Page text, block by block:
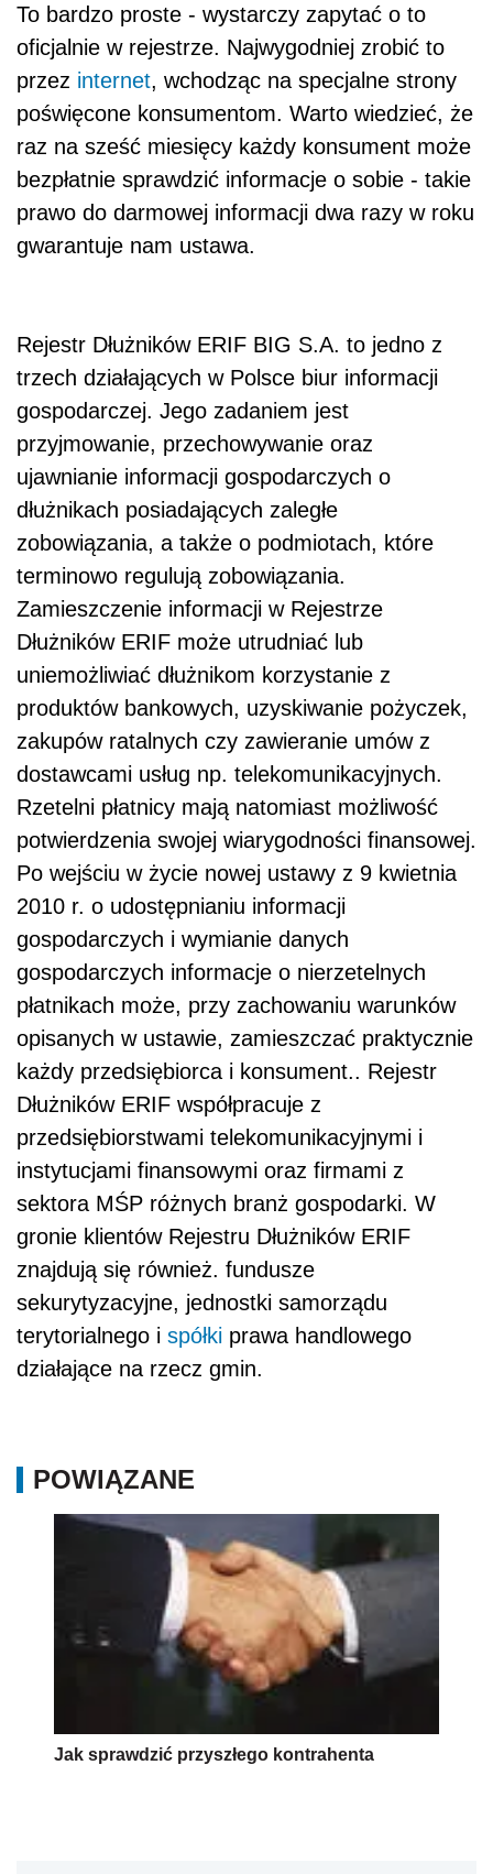
To bardzo proste - wystarczy zapytać o to
oficjalnie w rejestrze. Najwygodniej zrobić to
przez internet, wchodząc na specjalne strony
poświęcone konsumentom. Warto wiedzieć, że
raz na sześć miesięcy każdy konsument może
bezpłatnie sprawdzić informacje o sobie - takie
prawo do darmowej informacji dwa razy w roku
gwarantuje nam ustawa.
Rejestr Dłużników ERIF BIG S.A. to jedno z
trzech działających w Polsce biur informacji
gospodarczej. Jego zadaniem jest
przyjmowanie, przechowywanie oraz
ujawnianie informacji gospodarczych o
dłużnikach posiadających zaległe
zobowiązania, a także o podmiotach, które
terminowo regulują zobowiązania.
Zamieszczenie informacji w Rejestrze
Dłużników ERIF może utrudniać lub
uniemożliwiać dłużnikom korzystanie z
produktów bankowych, uzyskiwanie pożyczek,
zakupów ratalnych czy zawieranie umów z
dostawcami usług np. telekomunikacyjnych.
Rzetelni płatnicy mają natomiast możliwość
potwierdzenia swojej wiarygodności finansowej.
Po wejściu w życie nowej ustawy z 9 kwietnia
2010 r. o udostępnianiu informacji
gospodarczych i wymianie danych
gospodarczych informacje o nierzetelnych
płatnikach może, przy zachowaniu warunków
opisanych w ustawie, zamieszczać praktycznie
każdy przedsiębiorca i konsument.. Rejestr
Dłużników ERIF współpracuje z
przedsiębiorstwami telekomunikacyjnymi i
instytucjami finansowymi oraz firmami z
sektora MŚP różnych branż gospodarki. W
gronie klientów Rejestru Dłużników ERIF
znajdują się również. fundusze
sekurytyzacyjne, jednostki samorządu
terytorialnego i spółki prawa handlowego
działające na rzecz gmin.
POWIĄZANE
Jak sprawdzić przyszłego kontrahenta